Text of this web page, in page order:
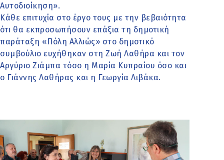
Αυτοδιοίκηση».
Κάθε επιτυχία στο έργο τους με την βεβαιότητα
ότι θα εκπροσωπήσουν επάξια τη δημοτική
παράταξη «Πόλη Αλλιώς» στο δημοτικό
συμβούλιο ευχήθηκαν στη Ζωή Λαθήρα και τον
Αργύριο Ζιάμπα τόσο η Μαρία Κυπραίου όσο και
ο Γιάννης Λαθήρας και η Γεωργία Λιβάκα.